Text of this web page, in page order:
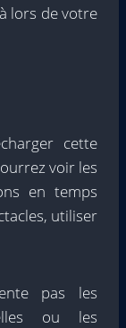
lors de votre
cette
voir les
en temps
utiliser
pas les
ou les